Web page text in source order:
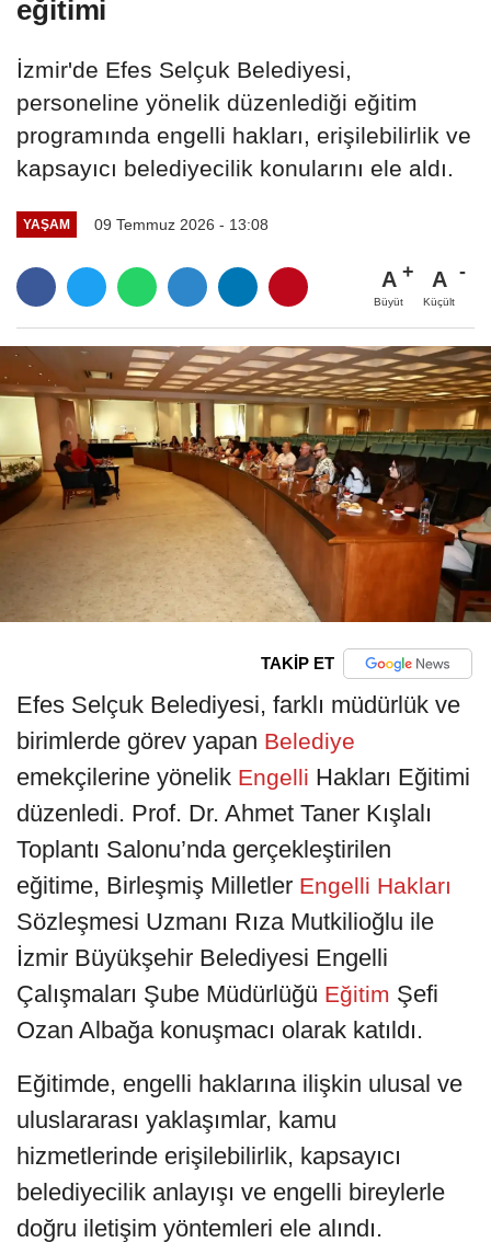
eğitimi
İzmir'de Efes Selçuk Belediyesi,
personeline yönelik düzenlediği eğitim
programında engelli hakları, erişilebilirlik ve
kapsayıcı belediyecilik konularını ele aldı.
YAŞAM 09 Temmuz 2026 - 13:08
A
Büyüt
A
Küçült
TAKİP ET
Efes Selçuk Belediyesi, farklı müdürlük ve
birimlerde görev yapan Belediye
emekçilerine yönelik Engelli Hakları Eğitimi
düzenledi. Prof. Dr. Ahmet Taner Kışlalı
Toplantı Salonu’nda gerçekleştirilen
eğitime, Birleşmiş Milletler Engelli Hakları
Sözleşmesi Uzmanı Rıza Mutkilioğlu ile
İzmir Büyükşehir Belediyesi Engelli
Çalışmaları Şube Müdürlüğü Eğitim Şefi
Ozan Albağa konuşmacı olarak katıldı.
Eğitimde, engelli haklarına ilişkin ulusal ve
uluslararası yaklaşımlar, kamu
hizmetlerinde erişilebilirlik, kapsayıcı
belediyecilik anlayışı ve engelli bireylerle
doğru iletişim yöntemleri ele alındı.